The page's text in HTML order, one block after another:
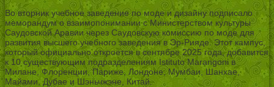
Во вторник учебное заведение по моде и дизайну подписало
меморандум о взаимопонимании с Министерством культуры
Саудовской Аравии через Саудовскую комиссию по моде для
развития высшего учебного заведения в Эр-Рияде. Этот кампус,
который официально откроется в сентябре 2025 года, добавится
к 10 существующим подразделениям Istituto Marangoni в
Милане, Флоренции, Париже, Лондоне, Мумбаи, Шанхае,
Майами, Дубае и Шэньчжэне, Китай.